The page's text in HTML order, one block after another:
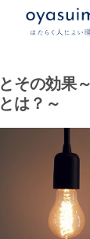
その効果
は？～